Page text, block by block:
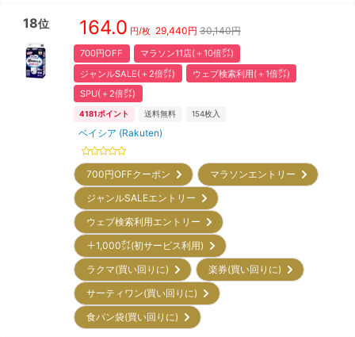
18位 164.0 円/枚 29,440円 30,140円
700円OFF
マラソン11店(＋10倍㌽)
ジャンルSALE(＋2倍㌽)
ウェブ検索利用(＋1倍㌽)
SPU(＋2倍㌽)
4181ポイント 送料無料 154枚入
ベイシア (Rakuten)
700円OFFクーポン
マラソンエントリー
ジャンルSALEエントリー
ウェブ検索利用エントリー
＋1,000㌽(初サービス利用)
ラクマ(買い回りに)
楽券(買い回りに)
サーティワン(買い回りに)
食パン袋(買い回りに)